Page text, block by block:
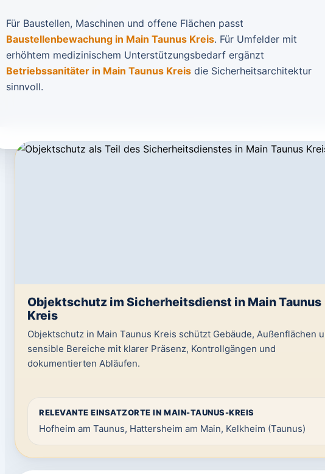
Für Baustellen, Maschinen und offene Flächen passt
Baustellenbewachung in Main Taunus Kreis. Für Umfelder mit
erhöhtem medizinischem Unterstützungsbedarf ergänzt
Betriebssanitäter in Main Taunus Kreis die Sicherheitsarchitektur
sinnvoll.
Objektschutz im Sicherheitsdienst in Main Taunus
Kreis
Objektschutz in Main Taunus Kreis schützt Gebäude, Außenflächen
sensible Bereiche mit klarer Präsenz, Kontrollgängen und
dokumentierten Abläufen.
RELEVANTE EINSATZORTE IN MAIN-TAUNUS-KREIS
Hofheim am Taunus, Hattersheim am Main, Kelkheim (Taunus)